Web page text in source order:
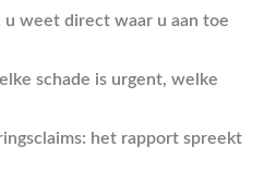
u weet direct waar u aan toe
schade is urgent, welke
: het rapport spreekt